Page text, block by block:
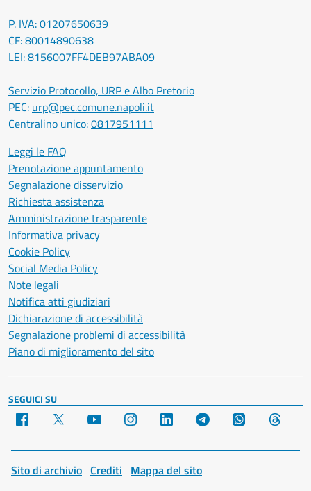
P. IVA: 01207650639
CF: 80014890638
LEI: 8156007FF4DEB97ABA09
Servizio Protocollo, URP e Albo Pretorio
PEC: urp@pec.comune.napoli.it
Centralino unico:0817951111
Leggi le FAQ
Prenotazione appuntamento
Segnalazione disservizio
Richiesta assistenza
Amministrazione trasparente
Informativa privacy
Cookie Policy
Social Media Policy
Note legali
Notifica atti giudiziari
Dichiarazione di accessibilità
Segnalazione problemi di accessibilità
Piano di miglioramento del sito
SEGUICI SU
Facebook YouTube Instagram LinkedIn Telegram WhatsApp
Sito di archivio Crediti Mappa del sito